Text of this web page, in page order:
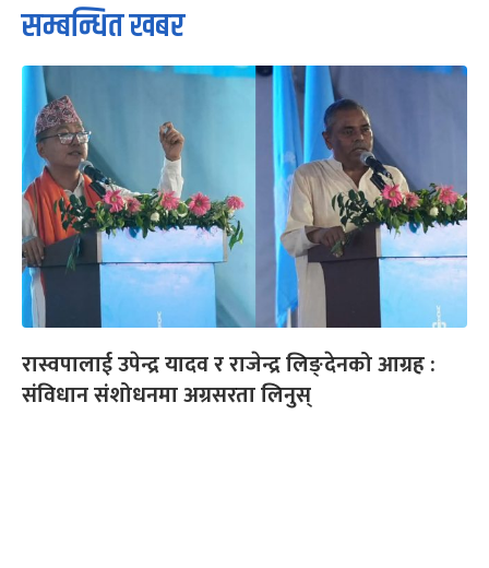
सम्बन्धित खबर
रास्वपालाई उपेन्द्र यादव र राजेन्द्र लिङ्देनको आग्रह :
संविधान संशोधनमा अग्रसरता लिनुस्